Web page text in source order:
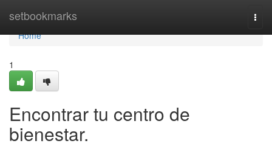
setbookmarks
Home
Home
1
Encontrar tu centro de
bienestar.